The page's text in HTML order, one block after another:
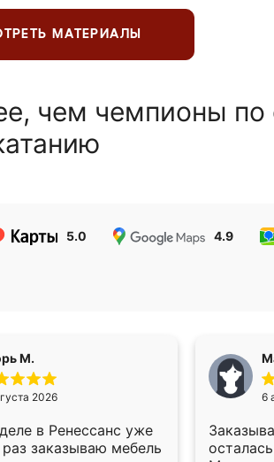
МАТЕРИАЛЫ
чем чемпионы по
5.0 4.9
М.
2026
в Ренессанс уже
заказываю мебель
6